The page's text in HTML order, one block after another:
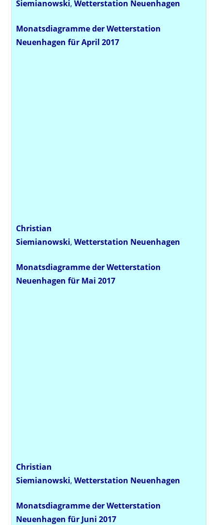
Siemianowski,Wetterstation Neuenhagen
Monatsdiagramme der Wetterstation
Neuenhagen für April 2017
Christian
Siemianowski,Wetterstation Neuenhagen
Monatsdiagramme der Wetterstation
Neuenhagen für Mai 2017
Christian
Siemianowski,Wetterstation Neuenhagen
Monatsdiagramme der Wetterstation
Neuenhagen für Juni 2017